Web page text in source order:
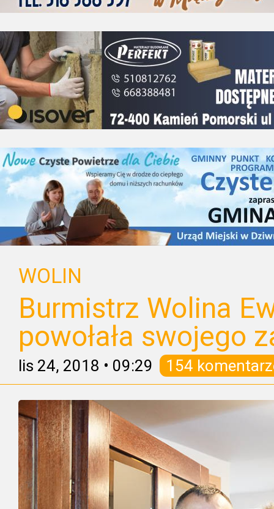
WOLIN
Burmistrz Wolina
powołała swojego
lis 24, 2018 • 09:29 154